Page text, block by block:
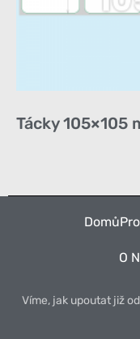
Tácky 105×105
Domů
O
Víme, jak upoutat již